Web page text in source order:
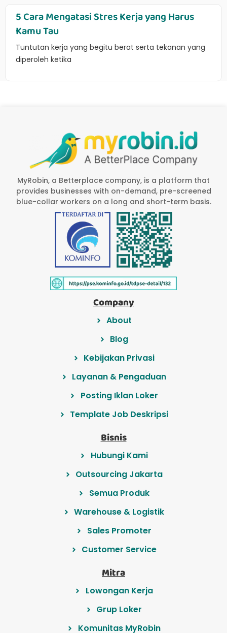
5 Cara Mengatasi Stres Kerja yang Harus
Kamu Tau
Tuntutan kerja yang begitu berat serta tekanan yang
diperoleh ketika
MyRobin, a Betterplace company, is a platform that
provides businesses with on-demand, pre-screened
blue-collar workers on a long and short-term basis.
Company
About
Blog
Kebijakan Privasi
Layanan & Pengaduan
Posting Iklan Loker
Template Job Deskripsi
Bisnis
Hubungi Kami
Outsourcing Jakarta
Semua Produk
Warehouse & Logistik
Sales Promoter
Customer Service
Mitra
Lowongan Kerja
Grup Loker
Komunitas MyRobin